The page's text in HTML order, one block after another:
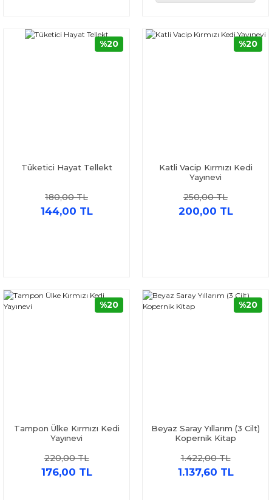
Tüketici Hayat Tellekt
180,00 TL
144,00 TL
%20
Katli Vacip Kırmızı Kedi
Yayınevi
250,00 TL
200,00 TL
%20
Tampon Ülke Kırmızı Kedi
Yayınevi
220,00 TL
176,00 TL
%20
Beyaz Saray Yıllarım (3 Cilt)
Kopernik Kitap
1.422,00 TL
1.137,60 TL
%20